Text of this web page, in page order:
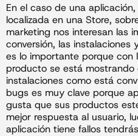
En el caso de una
localizada en una Store,
marketing nos interesan las
conversión, las
es lo importante porque con
producto se está
instalaciones como está
bugs es muy clave porque
gusta que sus productos
mejor respuesta al usuario,
aplicación tiene fallos